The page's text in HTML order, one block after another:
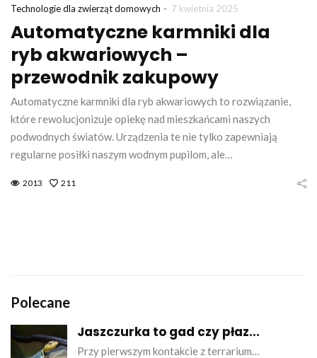
Technologie dla zwierząt domowych - 7 kwietnia 2025
Automatyczne karmniki dla
ryb akwariowych –
przewodnik zakupowy
Automatyczne karmniki dla ryb akwariowych to rozwiązanie,
które rewolucjonizuje opiekę nad mieszkańcami naszych
podwodnych światów. Urządzenia te nie tylko zapewniają
regularne posiłki naszym wodnym pupilom, ale…
2013 211
Polecane
Jaszczurka to gad czy płaz...
Przy pierwszym kontakcie z terrarium…